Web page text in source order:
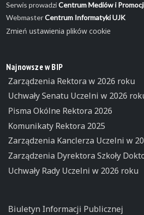
Serwis prowadziCentrum Mediów i
WebmasterCentrum Informatyki UJK
Zmień ustawienia plików cookie
Najnowsze w BIP
Zarządzenia Rektora w 2026 roku
Uchwały Senatu Uczelni w 2026
Pisma Okólne Rektora 2026
Komunikaty Rektora 2025
Zarządzenia Kanclerza Uczelni w
Zarządzenia Dyrektora Szkoły
Uchwały Rady Uczelni w 2026 roku
Biuletyn Informacji Publicznej